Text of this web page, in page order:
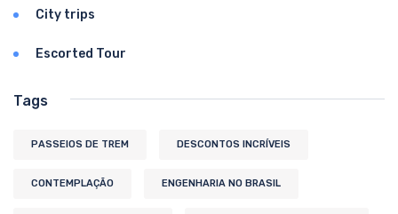
City trips
Escorted Tour
Tags
PASSEIOS DE TREM DESCONTOS INCRÍVEIS
CONTEMPLAÇÃO ENGENHARIA NO BRASIL